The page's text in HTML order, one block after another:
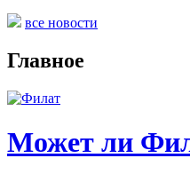
все новости
Главное
Может ли